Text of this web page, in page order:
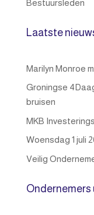
Bestuursleden
Laatste
Marilyn Monroe
Groningse
bruisen
MKB
Woensdag 1 juli
Veilig